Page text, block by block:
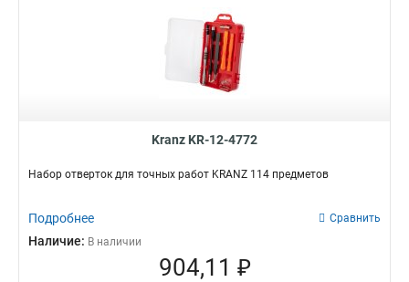
Kranz KR-12-4772
Набор отверток для точных работ KRANZ 114 предметов
Подробнее Сравнить
Наличие: В наличии
904,11 ₽